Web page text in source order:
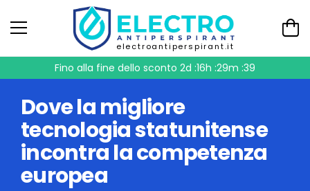
electroantiperspirant.it
Fino alla fine dello sconto 2d :16h :29m :39
Dove la migliore
tecnologia statunitense
incontra la competenza
europea